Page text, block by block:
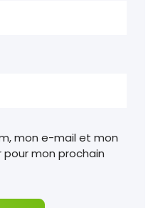
mon e-mail et mon
mon prochain